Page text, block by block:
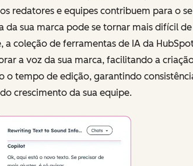
redatores e equipes contribuem para o
da sua marca pode se tornar mais difícil de
a coleção de ferramentas de IA da
a voz da sua marca, facilitando a
o tempo de edição, garantindo
crescimento da sua equipe.